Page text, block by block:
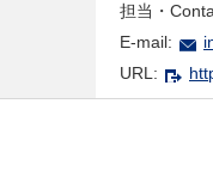
担当・
E-mail:
URL: